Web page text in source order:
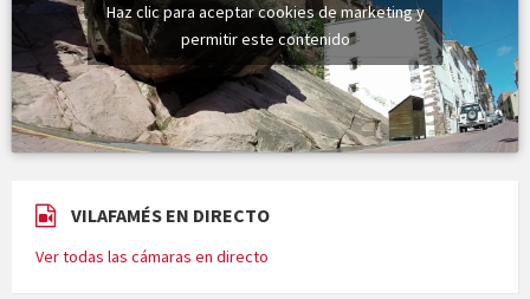
Haz clic para aceptar cookies de marketing y
permitir este contenido
VILAFAMÉS EN DIRECTO
Ver todas las cámaras en directo